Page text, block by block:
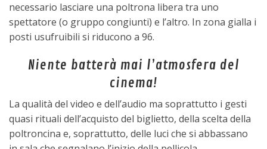
Trasparenza
necessario lasciare una poltrona libera tra uno
spettatore (o gruppo congiunti) e l’altro. In zona gialla i
posti usufruibili si riducono a 96.
Niente batterà mai l’atmosfera del
cinema!
La qualità del video e dell’audio ma soprattutto i gesti
quasi rituali dell’acquisto del biglietto, della scelta della
poltroncina e, soprattutto, delle luci che si abbassano